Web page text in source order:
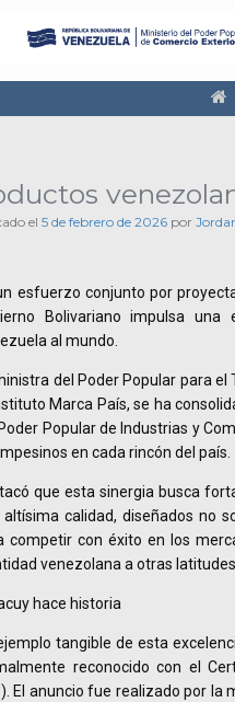
el 5 de febrero de 2026 por
esfuerzo conjunto por
Bolivariano impulsa
al mundo.
del Poder Popular para el
Marca País, se ha
Popular de Industrias y
en cada rincón del país.
que esta sinergia busca
altísima calidad, diseñados no
competir con éxito en los
venezolana a otras
hace historia
tangible de esta
reconocido con el
El anuncio fue realizado por la